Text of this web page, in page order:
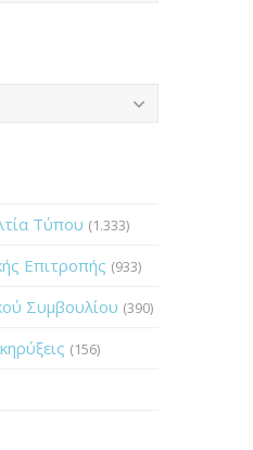
Τύπου (1.333)
Επιτροπής (933)
Συμβουλίου (390)
(156)